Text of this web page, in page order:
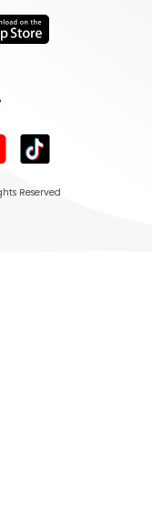
Reserved